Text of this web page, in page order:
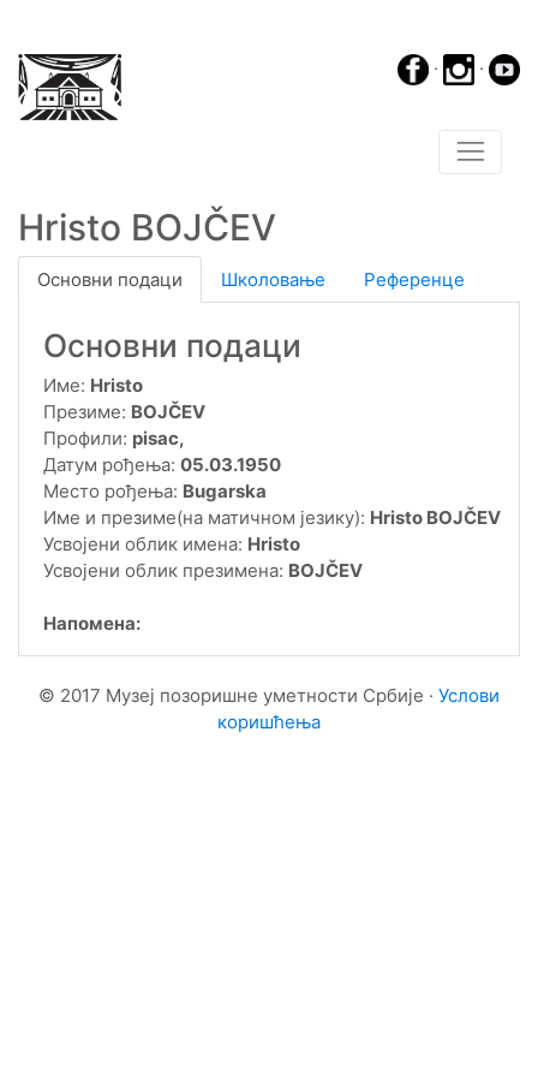
· ·
Hristo BOJČEV
Основни подаци Школовање Референце
Основни подаци
Име: Hristo
Презиме: BOJČEV
Профили: pisac,
Датум рођења: 05.03.1950
Место рођења: Bugarska
Име и презиме(на матичном језику): Hristo BOJČEV
Усвојени облик имена: Hristo
Усвојени облик презимена: BOJČEV
Напомена:
© 2017 Музеј позоришне уметности Србије · Услови
коришћења